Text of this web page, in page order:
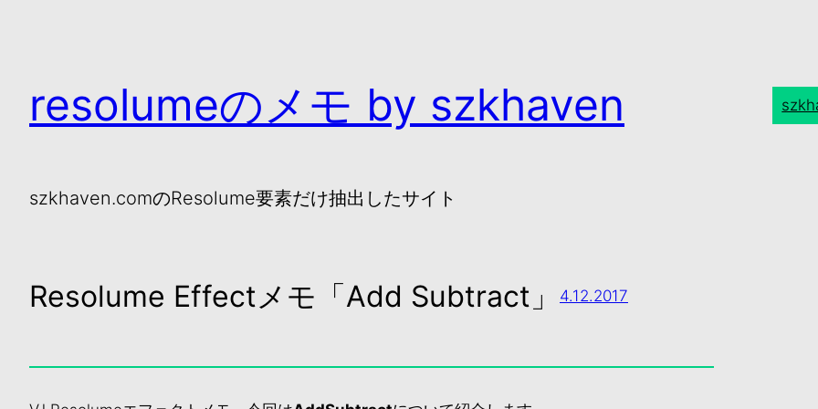
resolumeのメモ by szkhaven
szkhaven.comのResolume要素だけ抽出したサイト
Resolume Effectメモ「Add Subtract」 4.12.2017